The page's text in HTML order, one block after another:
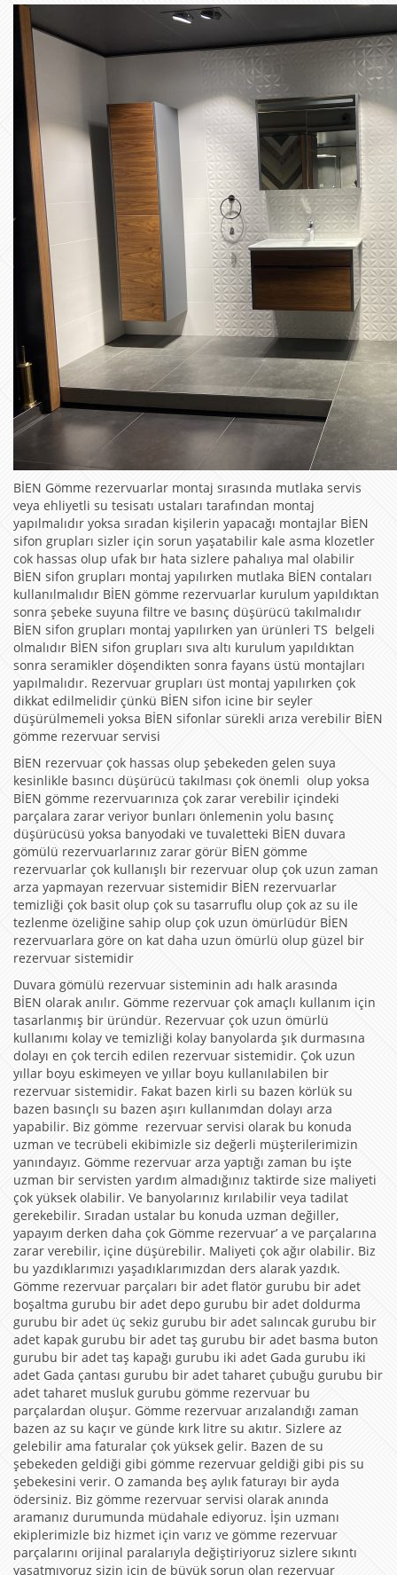
BİEN Gömme rezervuarlar montaj sırasında mutlaka servis
veya ehliyetli su tesisatı ustaları tarafından montaj
yapılmalıdır yoksa sıradan kişilerin yapacağı montajlar BİEN
sifon grupları sizler için sorun yaşatabilir kale asma klozetler
cok hassas olup ufak bır hata sizlere pahalıya mal olabilir
BİEN sifon grupları montaj yapılırken mutlaka BİEN contaları
kullanılmalıdır BİEN gömme rezervuarlar kurulum yapıldıktan
sonra şebeke suyuna filtre ve basınç düşürücü takılmalıdır
BİEN sifon grupları montaj yapılırken yan ürünleri TS belgeli
olmalıdır BİEN sifon grupları sıva altı kurulum yapıldıktan
sonra seramikler döşendikten sonra fayans üstü montajları
yapılmalıdır. Rezervuar grupları üst montaj yapılırken çok
dikkat edilmelidir çünkü BİEN sifon icine bir seyler
düşürülmemeli yoksa BİEN sifonlar sürekli arıza verebilir BİEN
gömme rezervuar servisi
BİEN rezervuar çok hassas olup şebekeden gelen suya
kesinlikle basıncı düşürücü takılması çok önemli olup yoksa
BİEN gömme rezervuarınıza çok zarar verebilir içindeki
parçalara zarar veriyor bunları önlemenin yolu basınç
düşürücüsü yoksa banyodaki ve tuvaletteki BİEN duvara
gömülü rezervuarlarınız zarar görür BİEN gömme
rezervuarlar çok kullanışlı bir rezervuar olup çok uzun zaman
arza yapmayan rezervuar sistemidir BİEN rezervuarlar
temizliği çok basit olup çok su tasarruflu olup çok az su ile
tezlenme özeliğine sahip olup çok uzun ömürlüdür BİEN
rezervuarlara göre on kat daha uzun ömürlü olup güzel bir
rezervuar sistemidir
Duvara gömülü rezervuar sisteminin adı halk arasında
BİEN olarak anılır. Gömme rezervuar çok amaçlı kullanım için
tasarlanmış bir üründür. Rezervuar çok uzun ömürlü
kullanımı kolay ve temizliği kolay banyolarda şık durmasına
dolayı en çok tercih edilen rezervuar sistemidir. Çok uzun
yıllar boyu eskimeyen ve yıllar boyu kullanılabilen bir
rezervuar sistemidir. Fakat bazen kirli su bazen körlük su
bazen basınçlı su bazen aşırı kullanımdan dolayı arza
yapabilir. Biz gömme rezervuar servisi olarak bu konuda
uzman ve tecrübeli ekibimizle siz değerli müşterilerimizin
yanındayız. Gömme rezervuar arza yaptığı zaman bu işte
uzman bir servisten yardım almadığınız taktirde size maliyeti
çok yüksek olabilir. Ve banyolarınız kırılabilir veya tadilat
gerekebilir. Sıradan ustalar bu konuda uzman değiller,
yapayım derken daha çok Gömme rezervuar’ a ve parçalarına
zarar verebilir, içine düşürebilir. Maliyeti çok ağır olabilir. Biz
bu yazdıklarımızı yaşadıklarımızdan ders alarak yazdık.
Gömme rezervuar parçaları bir adet flatör gurubu bir adet
boşaltma gurubu bir adet depo gurubu bir adet doldurma
gurubu bir adet üç sekiz gurubu bir adet salıncak gurubu bir
adet kapak gurubu bir adet taş gurubu bir adet basma buton
gurubu bir adet taş kapağı gurubu iki adet Gada gurubu iki
adet Gada çantası gurubu bir adet taharet çubuğu gurubu bir
adet taharet musluk gurubu gömme rezervuar bu
parçalardan oluşur. Gömme rezervuar arızalandığı zaman
bazen az su kaçır ve günde kırk litre su akıtır. Sizlere az
gelebilir ama faturalar çok yüksek gelir. Bazen de su
şebekeden geldiği gibi gömme rezervuar geldiği gibi pis su
şebekesini verir. O zamanda beş aylık faturayı bir ayda
ödersiniz. Biz gömme rezervuar servisi olarak anında
aramanız durumunda müdahale ediyoruz. İşin uzmanı
ekiplerimizle biz hizmet için varız ve gömme rezervuar
parçalarını orijinal paralarıyla değiştiriyoruz sizlere sıkıntı
yaşatmıyoruz sizin için de büyük sorun olan rezervuar